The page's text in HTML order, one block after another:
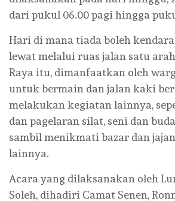
dari pukul 06.00 pagi hingga
Hari di mana tiada boleh
lewat melalui ruas jalan satu
Raya itu, dimanfaatkan oleh
untuk bermain dan jalan kaki
melakukan kegiatan lainnya,
dan pagelaran silat, seni dan
sambil menikmati bazar dan
lainnya.
Acara yang dilaksanakan oleh
Soleh, dihadiri Camat Senen,